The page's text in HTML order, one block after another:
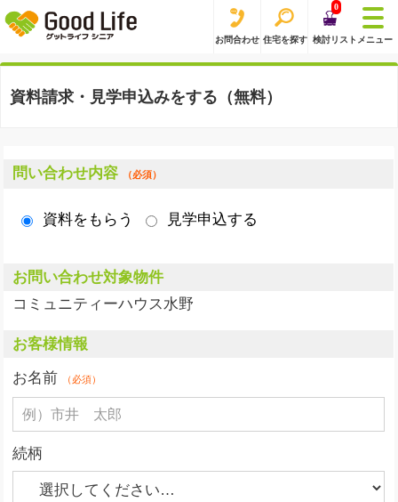
お問合わせ 住宅を探す
0
検討リスト メニュー
資料請求・見学申込みをする（無料）
問い合わせ内容 （必須）
資料をもらう 見学申込する
お問い合わせ対象物件
コミュニティーハウス水野
お客様情報
お名前
（必須）
続柄